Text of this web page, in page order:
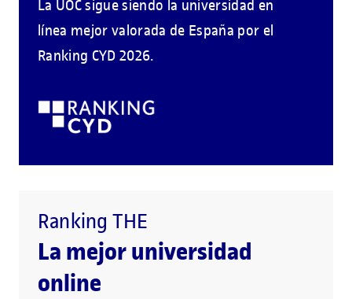
La UOC sigue siendo la universidad en
línea mejor valorada de España por el
Ranking CYD 2026.
Ranking THE
La mejor universidad
online